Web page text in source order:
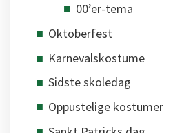
00’er-tema
Oktoberfest
Karnevalskostume
Sidste skoledag
Oppustelige kostumer